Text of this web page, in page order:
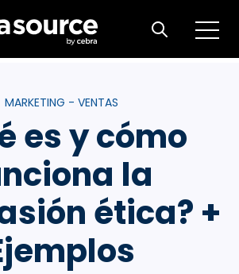
Open
Open search
MARKETING - VENTAS
es y cómo
la
ética? +